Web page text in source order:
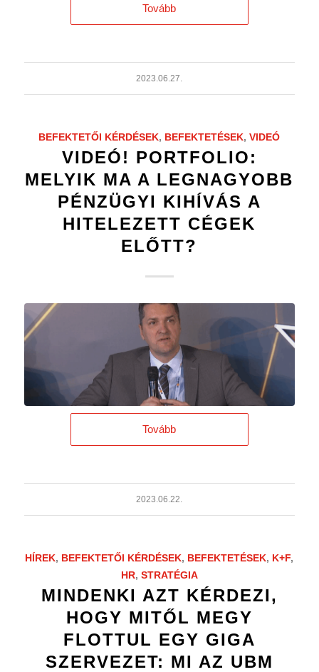
Tovább
2023.06.27.
BEFEKTETŐI KÉRDÉSEK, BEFEKTETÉSEK,VIDEÓ
VIDEÓ! PORTFOLIO:
MELYIK MA A LEGNAGYOBB
PÉNZÜGYI KIHÍVÁS A
HITELEZETT CÉGEK
ELŐTT?
Tovább
2023.06.22.
HÍREK, BEFEKTETŐI KÉRDÉSEK, BEFEKTETÉSEK, K+F,
HR, STRATÉGIA
MINDENKI AZT KÉRDEZI,
HOGY MITŐL MEGY
FLOTTUL EGY GIGA
SZERVEZET: MI AZ UBM